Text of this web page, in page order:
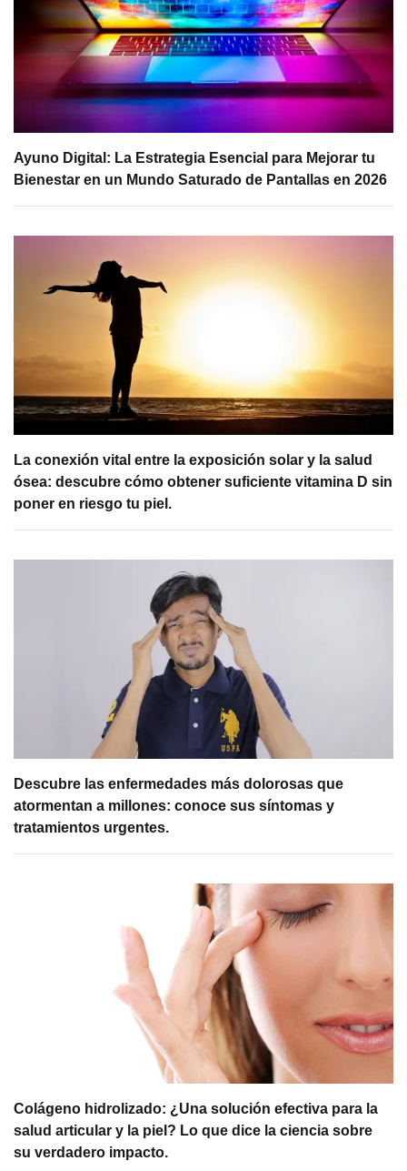
Ayuno Digital: La Estrategia Esencial para Mejorar tu
Bienestar en un Mundo Saturado de Pantallas en 2026
La conexión vital entre la exposición solar y la salud
ósea: descubre cómo obtener suficiente vitamina D sin
poner en riesgo tu piel.
Descubre las enfermedades más dolorosas que
atormentan a millones: conoce sus síntomas y
tratamientos urgentes.
Colágeno hidrolizado: ¿Una solución efectiva para la
salud articular y la piel? Lo que dice la ciencia sobre
su verdadero impacto.